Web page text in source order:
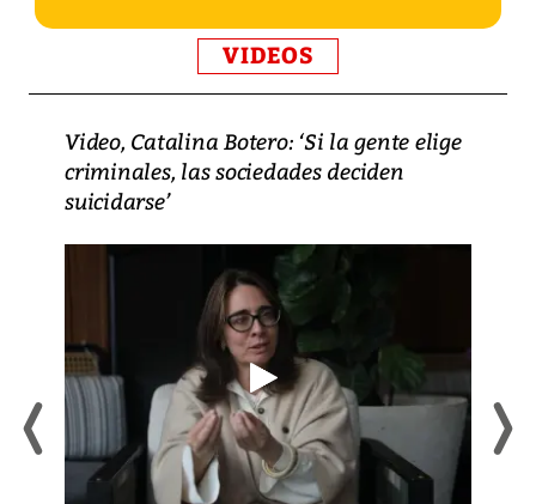
VIDEOS
Video, Catalina Botero: ‘Si la gente elige
criminales, las sociedades deciden
suicidarse’